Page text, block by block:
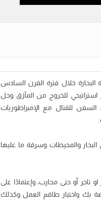
البحارة خلال فترة القرن السادس
للخروج من المآزق وحل
للقتال مع الإمبراطوريات
والمحيطات وسرقة ما عليها
تاجر أو حتى محارب، وإعتمادًا على
بك واختيار طاقم العمل وكذلك